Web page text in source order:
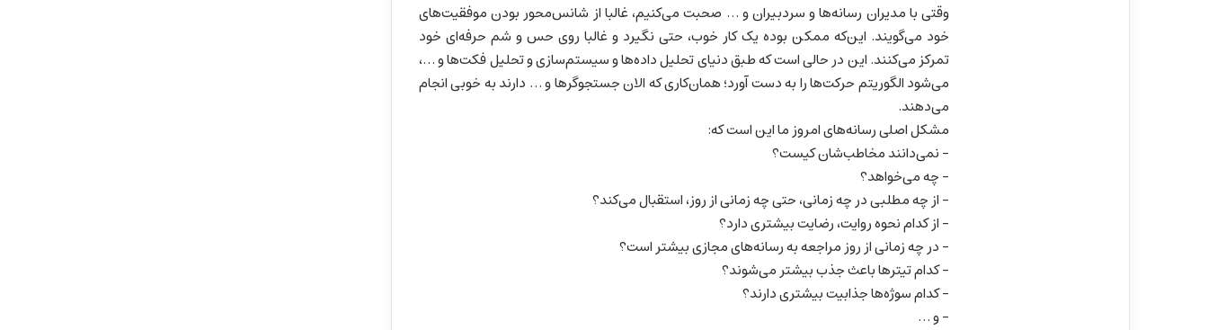
وقتی با مدیران رسانه‌ها و سردبیران و … صحبت می‌کنیم، غالبا از شانس‌محور بودن موفقیت‌های
خود می‌گویند. این‌که ممکن بوده یک کار خوب، حتی نگیرد و غالبا روی حس و شم حرفه‌ای خود
تمرکز می‌کنند. این در حالی است که طبق دنیای تحلیل داده‌ها و سیستم‌سازی و تحلیل فکت‌ها و …،
می‌شود الگوریتم حرکت‌ها را به دست آورد؛ همان‌کاری که الان جستجوگرها و … دارند به خوبی انجام
می‌دهند.
مشکل اصلی رسانه‌های امروز ما این است که:
– نمی‌دانند مخاطب‌شان کیست؟
– چه می‌خواهد؟
– از چه مطلبی در چه زمانی، حتی چه زمانی از روز، استقبال می‌کند؟
– از کدام نحوه روایت، رضایت بیشتری دارد؟
– در چه زمانی از روز مراجعه به رسانه‌های مجازی بیشتر است؟
– کدام تیترها باعث جذب بیشتر می‌شوند؟
– کدام سوژه‌ها جذابیت بیشتری دارند؟
– و …